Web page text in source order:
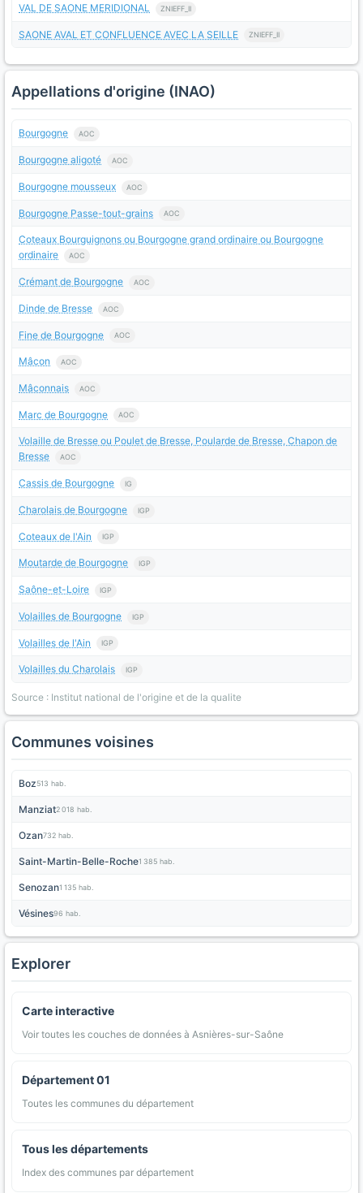
VAL DE SAONE MERIDIONAL ZNIEFF_II
SAONE AVAL ET CONFLUENCE AVEC LA SEILLE ZNIEFF_II
Appellations d'origine (INAO)
Bourgogne AOC
Bourgogne aligoté AOC
Bourgogne mousseux AOC
Bourgogne Passe-tout-grains AOC
Coteaux Bourguignons ou Bourgogne grand ordinaire ou Bourgogne
ordinaire
AOC
Crémant de Bourgogne AOC
Dinde de Bresse AOC
Fine de Bourgogne AOC
Mâcon AOC
Mâconnais AOC
Marc de Bourgogne AOC
Volaille de Bresse ou Poulet de Bresse, Poularde de Bresse, Chapon de
Bresse
AOC
Cassis de Bourgogne IG
Charolais de Bourgogne IGP
Coteaux de l'Ain IGP
Moutarde de Bourgogne IGP
Saône-et-Loire IGP
Volailles de Bourgogne IGP
Volailles de l'Ain IGP
Volailles du Charolais IGP
Source : Institut national de l'origine et de la qualite
Communes voisines
Boz513 hab.
Manziat2 018 hab.
Ozan732 hab.
Saint-Martin-Belle-Roche1 385 hab.
Senozan1 135 hab.
Vésines96 hab.
Explorer
Carte interactive
Voir toutes les couches de données à Asnières-sur-Saône
Département 01
Toutes les communes du département
Tous les départements
Index des communes par département